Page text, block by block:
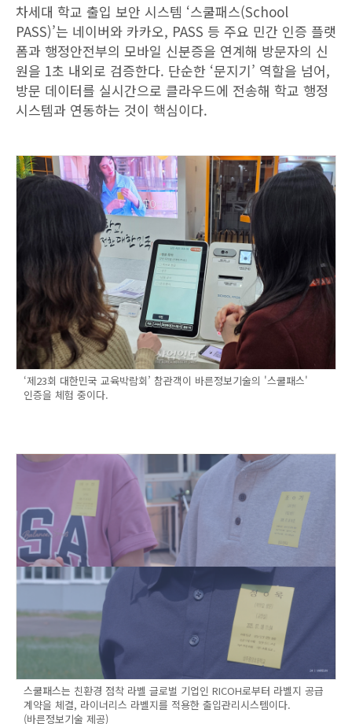
차세대 학교 출입 보안 시스템 ‘스쿨패스(School
PASS)’는 네이버와 카카오, PASS 등 주요 민간 인증 플랫
폼과 행정안전부의 모바일 신분증을 연계해 방문자의 신
원을 1초 내외로 검증한다. 단순한 ‘문지기’ 역할을 넘어,
방문 데이터를 실시간으로 클라우드에 전송해 학교 행정
시스템과 연동하는 것이 핵심이다.
‘제23회 대한민국 교육박람회’ 참관객이 바른정보기술의 '스쿨패스'
인증을 체험 중이다.
스쿨패스는 친환경 점착 라벨 글로벌 기업인 RICOH로부터 라벨지 공급
계약을 체결, 라이너리스 라벨지를 적용한 출입관리시스템이다.
(바른정보기술 제공)